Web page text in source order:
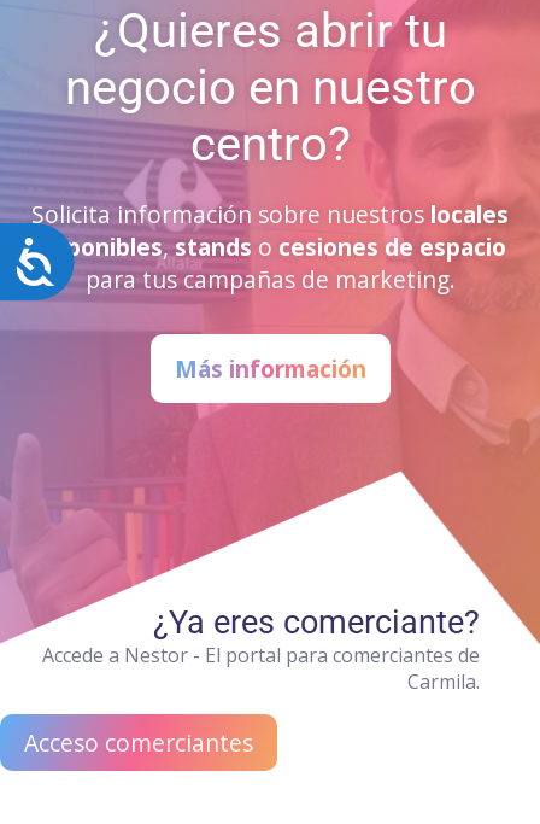
Accesibilidad
¿Quieres abrir tu
negocio en nuestro
centro?
Solicita información sobre nuestros locales
disponibles, stands o cesiones de espacio
para tus campañas de marketing.
Más información
¿Ya eres comerciante?
Accede a Nestor - El portal para comerciantes de
Carmila.
Acceso comerciantes